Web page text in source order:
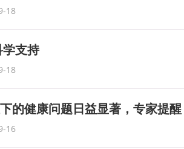
18
支持
18
的健康问题日益显著，专家提
16